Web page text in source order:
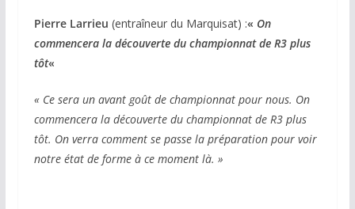
Pierre Larrieu (entraîneur du Marquisat) :« On
commencera la découverte du championnat de R3 plus
tôt«
« Ce sera un avant goût de championnat pour nous. On
commencera la découverte du championnat de R3 plus
tôt. On verra comment se passe la préparation pour voir
notre état de forme à ce moment là. »